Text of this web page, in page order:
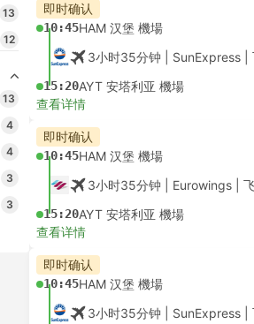
13
12
13
4
4
3
3
即时确认
10:45HAM 汉堡 機場
3小时35分钟 | SunExpress
15:20AYT 安塔利亚 機場
查看详情
即时确认
10:45HAM 汉堡 機場
3小时35分钟 | Eurowings
15:20AYT 安塔利亚 機場
查看详情
即时确认
10:45HAM 汉堡 機場
3小时35分钟 | SunExpress